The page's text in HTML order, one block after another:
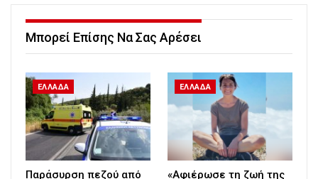
Μπορεί Επίσης Να Σας Αρέσει
ΕΛΛΑΔΑ
Παράσυρση πεζού από
ΕΛΛΑΔΑ
«Αφιέρωσε τη ζωή της